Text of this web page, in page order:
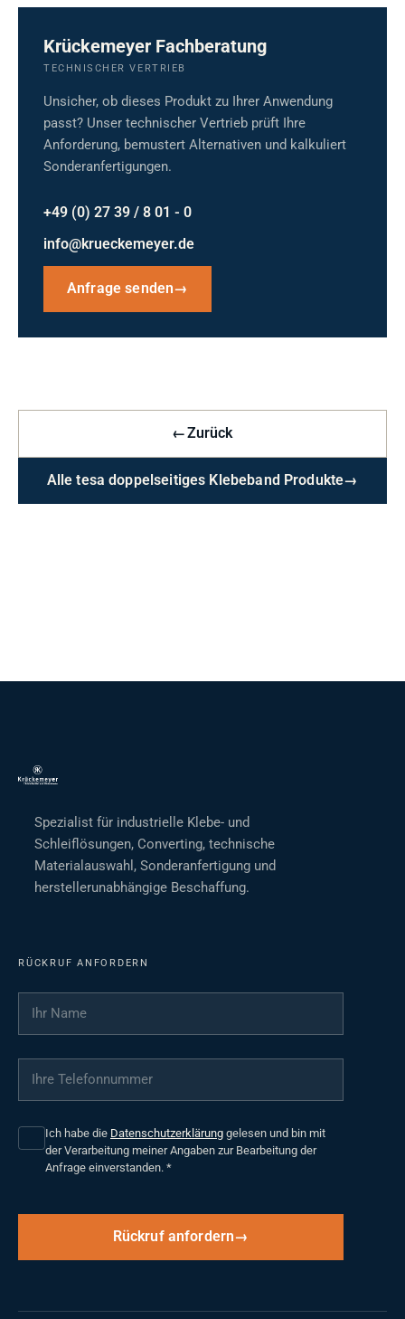
Krückemeyer Fachberatung
TECHNISCHER VERTRIEB
Unsicher, ob dieses Produkt zu Ihrer Anwendung
passt? Unser technischer Vertrieb prüft Ihre
Anforderung, bemustert Alternativen und kalkuliert
Sonderanfertigungen.
+49 (0) 27 39 / 8 01 - 0
info@krueckemeyer.de
Anfrage senden→
←Zurück
Alle tesa doppelseitiges Klebeband Produkte→
Spezialist für industrielle Klebe- und
Schleiflösungen, Converting, technische
Materialauswahl, Sonderanfertigung und
herstellerunabhängige Beschaffung.
RÜCKRUF ANFORDERN
Ihr Name
Ihre Telefonnummer
Ich habe die Datenschutzerklärung gelesen und bin mit
der Verarbeitung meiner Angaben zur Bearbeitung der
Anfrage einverstanden. *
Rückruf anfordern